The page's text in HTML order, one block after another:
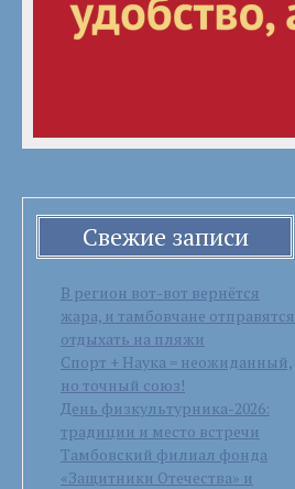
Свежие записи
В регион вот-вот вернётся
жара, и тамбовчане отправятся
отдыхать на пляжи
Спорт + Наука = неожиданный,
но точный союз!
День физкультурника-2026:
традиции и место встречи
Тамбовский филиал фонда
«Защитники Отечества» и